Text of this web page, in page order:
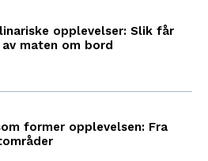
opplevelser: Slik får
maten om bord
former opplevelsen: Fra